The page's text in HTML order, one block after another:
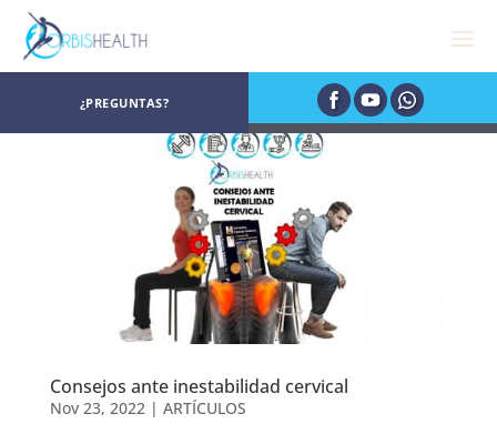
¿PREGUNTAS?
Consejos ante inestabilidad cervical
Nov 23, 2022 | ARTÍCULOS